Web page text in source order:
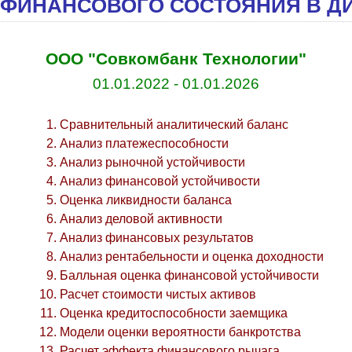
СОСТОЯНИЯ В
ООО "Совкомбанк Технологии"
01.01.2022 - 01.01.2026
Сравнительный аналитический баланс
Анализ платежеспособности
Анализ рыночной устойчивости
Анализ финансовой устойчивости
Оценка ликвидности баланса
Анализ деловой активности
Анализ финансовых результатов
Анализ рентабельности и оценка доходности
Балльная оценка финансовой устойчивости
Расчет стоимости чистых активов
Оценка кредитоспособности заемщика
Модели оценки вероятности банкротства